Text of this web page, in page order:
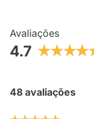
Avaliações
4.7
48 avaliações